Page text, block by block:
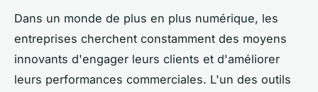
Dans un monde de plus en plus numérique, les
entreprises cherchent constamment des moyens
innovants d'engager leurs clients et d'améliorer
leurs performances commerciales. L'un des outils